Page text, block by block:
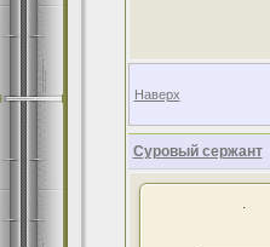
Наверх
Суровый сержант
.